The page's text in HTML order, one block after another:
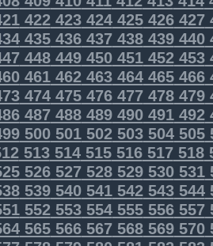
422423424425426427
435436437438439440
448449450451452453
461462463464465466
474475476477478479
487488489490491492
500501502503504505
513514515516517518
526527528529530531
539540541542543544
552553554555556557
565566567568569570